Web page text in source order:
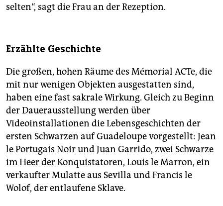
selten“, sagt die Frau an der Rezeption.
Erzählte Geschichte
Die großen, hohen Räume des Mémorial ACTe, die
mit nur wenigen Objekten ausgestatten sind,
haben eine fast sakrale Wirkung. Gleich zu Beginn
der Dauerausstellung werden über
Videoinstallationen die Lebensgeschichten der
ersten Schwarzen auf Guadeloupe vorgestellt: Jean
le Portugais Noir und Juan Garrido, zwei Schwarze
im Heer der Konquistatoren, Louis le Marron, ein
verkaufter Mulatte aus Sevilla und Francis le
Wolof, der entlaufene Sklave.